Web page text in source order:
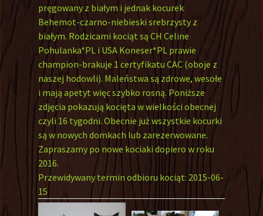
pręgowany z białym i jednak kocurek
Behemot-czarno-niebieski srebrzysty z
białym. Rodzicami kociąt są CH Celine
Pohulanka*PL i USA Koneser*PL prawie
champion-brakuje 1 certyfikatu CAC (oboje z
naszej hodowli). Maleństwa są zdrowe, wesołe
i mają apetyt więc szybko rosną. Poniższe
zdjęcia pokazują kocięta w wielkości obecnej
czyli 16 tygodni. Obecnie już wszystkie kocurki
są w nowych domkach lub zarezerwowane.
Zapraszamy po nowe kociaki dopiero w roku
2016.
Przewidywany termin odbioru kociąt: 2015-06-
15